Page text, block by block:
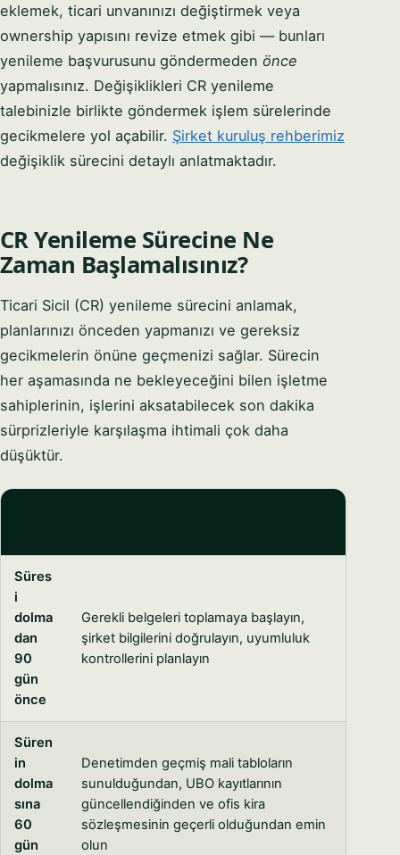
eklemek, ticari unvanınızı değiştirmek veya
ownership yapısını revize etmek gibi — bunları
yenileme başvurusunu göndermeden önce
yapmalısınız. Değişiklikleri CR yenileme
talebinizle birlikte göndermek işlem sürelerinde
gecikmelere yol açabilir. Şirket kuruluş rehberimiz
değişiklik sürecini detaylı anlatmaktadır.
CR Yenileme Sürecine Ne
Zaman Başlamalısınız?
Ticari Sicil (CR) yenileme sürecini anlamak,
planlarınızı önceden yapmanızı ve gereksiz
gecikmelerin önüne geçmenizi sağlar. Sürecin
her aşamasında ne bekleyeceğini bilen işletme
sahiplerinin, işlerini aksatabilecek son dakika
sürprizleriyle karşılaşma ihtimali çok daha
düşüktür.
Süres
i
dolma
dan
90
gün
önce
Gerekli belgeleri toplamaya başlayın,
şirket bilgilerini doğrulayın, uyumluluk
kontrollerini planlayın
Süren
in
dolma
sına
60
gün
Denetimden geçmiş mali tabloların
sunulduğundan, UBO kayıtlarının
güncellendiğinden ve ofis kira
sözleşmesinin geçerli olduğundan emin
olun